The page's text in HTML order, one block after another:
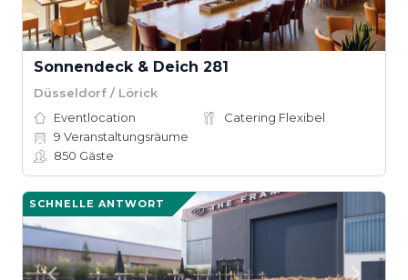
Sonnendeck & Deich 281
Düsseldorf / Lörick
Eventlocation
Catering Flexibel
9 Veranstaltungsräume
850 Gäste
SCHNELLE ANTWORT